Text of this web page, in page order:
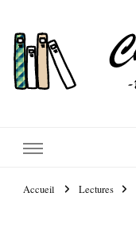
Accueil Lectures